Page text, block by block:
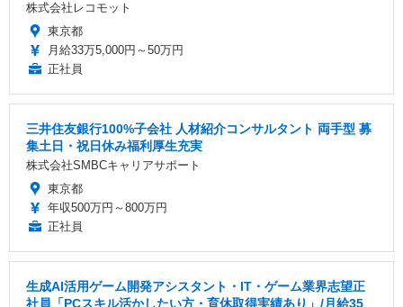
株式会社レコモット
東京都
月給33万5,000円～50万円
正社員
三井住友銀行100%子会社 人材紹介コンサルタント 両手型 募
集土日・祝日休み福利厚生充実
株式会社SMBCキャリアサポート
東京都
年収500万円～800万円
正社員
生成AI活用ゲーム開発アシスタント・IT・ゲーム業界志望正
社員「PCスキル活かしたい方・育休取得実績あり」/月給35